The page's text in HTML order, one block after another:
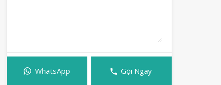
WhatsApp Gọi Ngay